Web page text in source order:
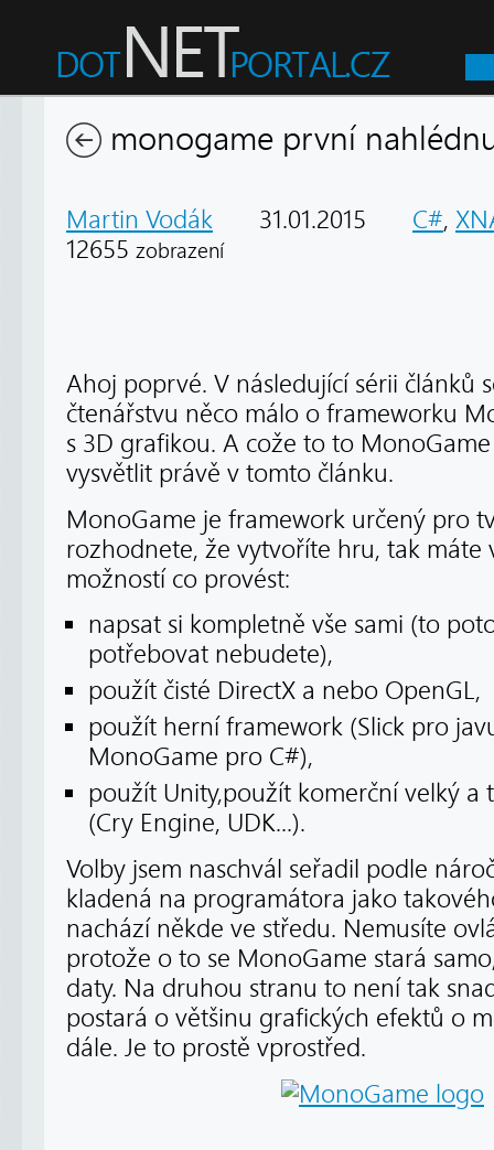
monogame první
Martin Vodák 31.01.2015 C#,
12655 zobrazení
Ahoj poprvé. V následující sérii článků
čtenářstvu něco málo o frameworku
s 3D grafikou. A cože to to MonoGame
vysvětlit právě v tomto článku.
MonoGame je framework určený pro
rozhodnete, že vytvoříte hru, tak máte
možností co provést:
napsat si kompletně vše sami (to
potřebovat nebudete),
použít čisté DirectX a nebo OpenGL,
použít herní framework (Slick pro
MonoGame pro C#),
použít Unity,použít komerční velký a
(Cry Engine, UDK...).
Volby jsem naschvál seřadil podle
kladená na programátora jako
nachází někde ve středu. Nemusíte
protože o to se MonoGame stará
daty. Na druhou stranu to není tak
postará o většinu grafických efektů o
dále. Je to prostě vprostřed.